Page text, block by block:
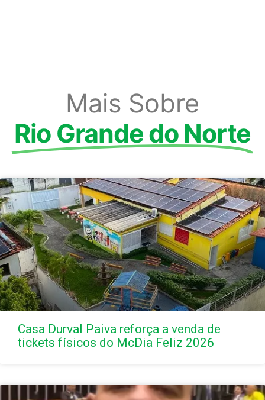
Mais Sobre
Rio Grande do Norte
Casa Durval Paiva reforça a venda de
tickets físicos do McDia Feliz 2026